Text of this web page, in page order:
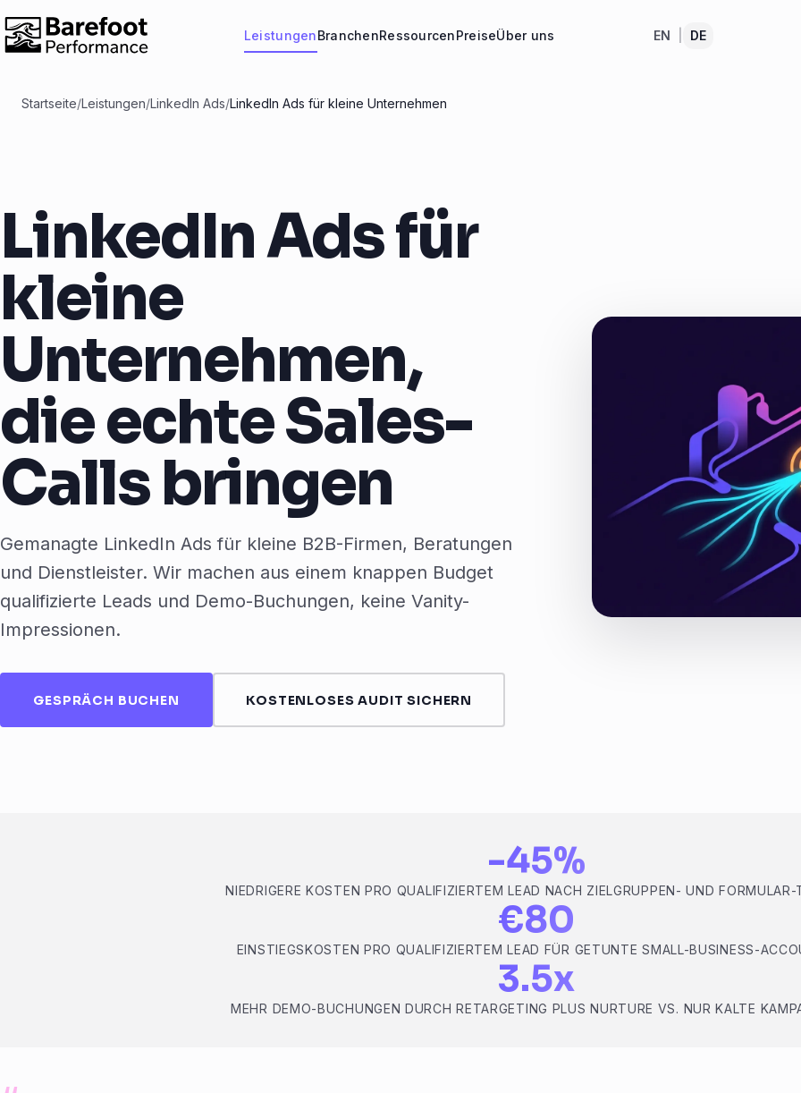
LeistungenBranchenRessourcenPreiseÜber uns EN DE
Startseite/Leistungen/LinkedIn Ads/LinkedIn Ads für kleine Unternehmen
LinkedIn Ads für
kleine
Unternehmen,
die echte Sales-
Calls bringen
Gemanagte LinkedIn Ads für kleine B2B-Firmen, Beratungen
und Dienstleister. Wir machen aus einem knappen Budget
qualifizierte Leads und Demo-Buchungen, keine Vanity-
Impressionen.
GESPRÄCH BUCHEN KOSTENLOSES AUDIT SICHERN
-45%
NIEDRIGERE KOSTEN PRO QUALIFIZIERTEM LEAD NACH ZIELGRUPPEN- UND FORMULAR-
€80
EINSTIEGSKOSTEN PRO QUALIFIZIERTEM LEAD FÜR GETUNTE SMALL-BUSINESS-
3.5x
MEHR DEMO-BUCHUNGEN DURCH RETARGETING PLUS NURTURE VS. NUR KALTE